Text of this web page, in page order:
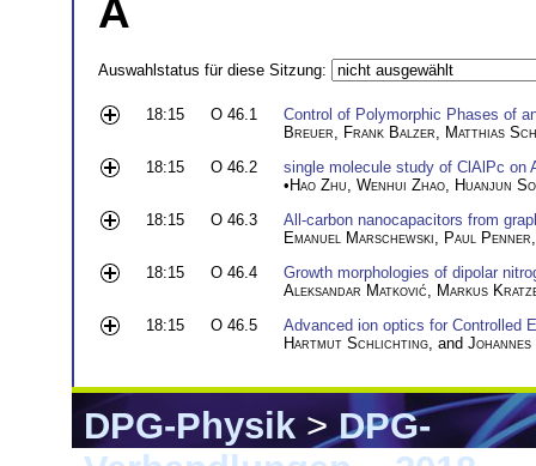
A
Auswahlstatus für diese Sitzung:
18:15 O 46.1
Control of Polymorphic Phases of
Breuer
Frank Balzer
Matthias
18:15
O 46.2
single molecule study of ClAlPc on
•Hao Zhu Wenhui Zhao Huanjun
18:15
O 46.3
All-carbon nanocapacitors from
Emanuel Marschewski
Paul Penner
18:15
O 46.4
Growth morphologies of dipolar
Aleksandar Matković
Markus
18:15
O 46.5
Advanced ion optics for Controlled
Hartmut Schlichting , and
DPG-Physik>DPG-